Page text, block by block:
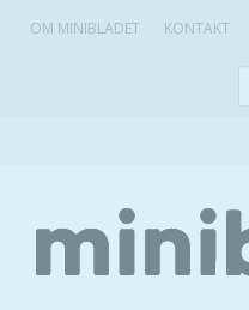
OM MINIBLADET KONTAKT